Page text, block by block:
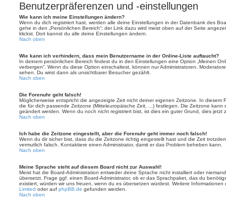
Benutzerpräferenzen und -einstellungen
Wie kann ich meine Einstellungen ändern?
Wenn du dich registriert hast, werden alle deine Einstellungen in der Datenbank des
gehe in den „Persönlichen Bereich“; der Link dazu wird meist oben auf der Seite
klickst. Dort kannst du alle deine Einstellungen ändern.
Nach oben
Wie kann ich verhindern, dass mein Benutzername in der Online-Liste auftaucht?
In deinem persönlichen Bereich findest du in den Einstellungen eine Option „Meinen
verbergen“. Wenn du diese Option einschaltest, können nur Administratoren,
sehen. Du wirst dann als unsichtbarer Besucher gezählt.
Nach oben
Die Forenuhr geht falsch!
Möglicherweise entspricht die angezeigte Zeit nicht deiner eigenen Zeitzone. In diesem
die für dich passende Zeitzone (Mitteleuropäische Zeit, ...) festlegen. Die Zeitzone kann
geändert werden. Wenn du noch nicht registriert bist, ist dies ein guter Grund, dies jetzt
Nach oben
Ich habe die Zeitzone eingestellt, aber die Forenuhr geht immer noch falsch!
Wenn du dir sicher bist, dass du die Zeitzone richtig eingestellt hast und die Zeit
vermutlich falsch. Kontaktiere einen Administrator, damit er das Problem beheben kann.
Nach oben
Meine Sprache steht auf diesem Board nicht zur Auswahl!
Meist hat die Board-Administration entweder deine Sprache nicht installiert oder
übersetzt. Frage ggf. einen Board-Administrator, ob er das Sprachpaket, das du
existiert, würden wir uns freuen, wenn du es übersetzen würdest. Weitere
Limited oder auf phpBB.de gefunden werden.
Nach oben